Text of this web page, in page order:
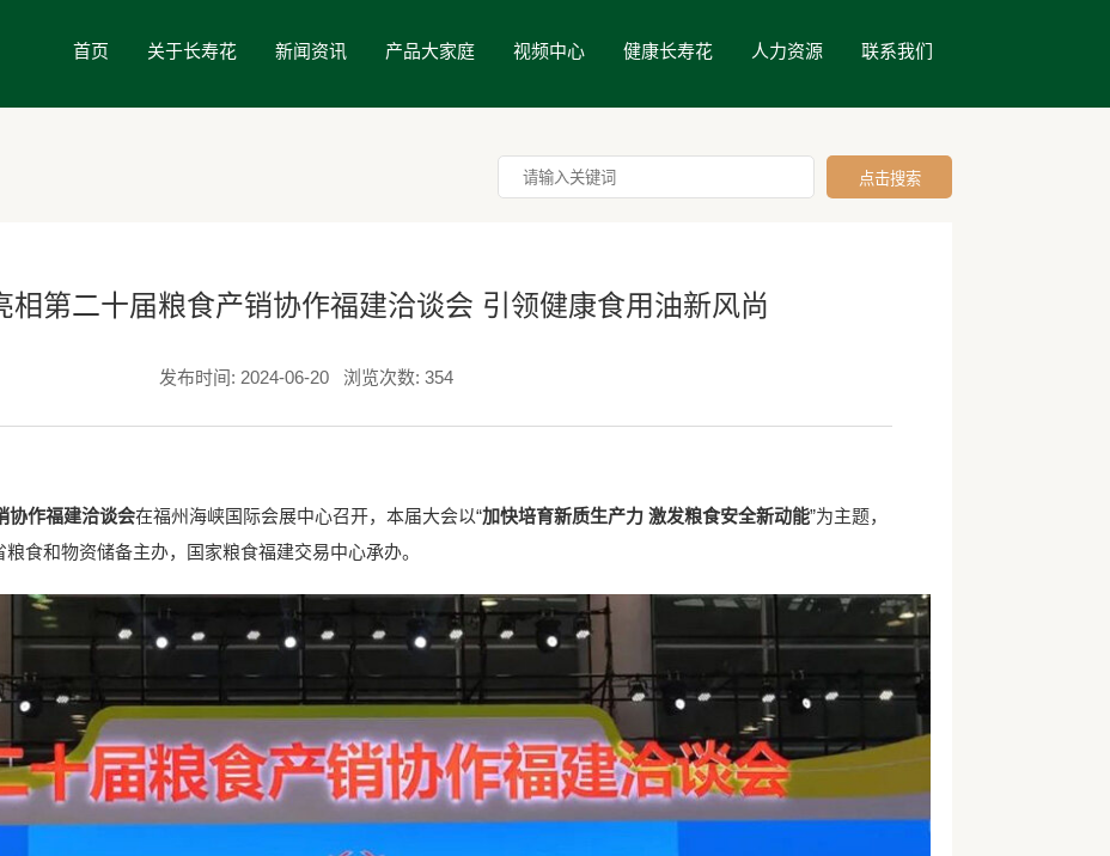
首页 关于长寿花 新闻资讯 产品大家庭 视频中心 健康长寿花 人力资源 联系我们
相第二十届粮食产销协作福建洽谈会 引领健康食用油新风尚
发布时间: 2024-06-20 浏览次数: 354
协作福建洽谈会在福州海峡国际会展中心召开，本届大会以“加快培育新质生产力 激发粮食安全新动能”为主题，
食和物资储备主办，国家粮食福建交易中心承办。